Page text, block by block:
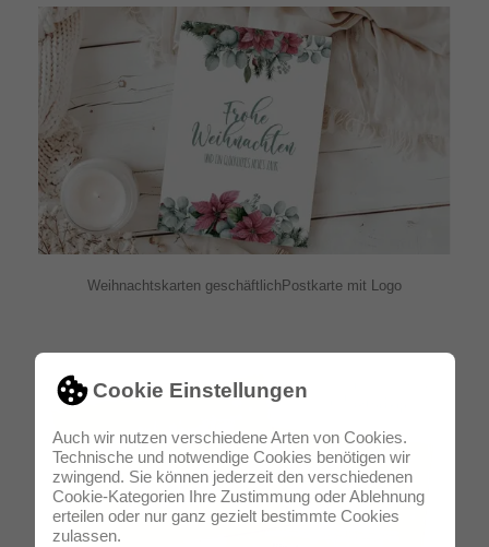
Cookie Einstellungen
Auch wir nutzen verschiedene Arten von Cookies.
Technische und notwendige Cookies benötigen wir
zwingend. Sie können jederzeit den verschiedenen
Cookie-Kategorien Ihre Zustimmung oder Ablehnung
erteilen oder nur ganz gezielt bestimmte Cookies
zulassen.
Weihnachtskarten geschäftlichPostkarte mit Logo